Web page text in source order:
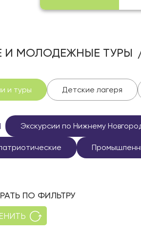
И МОЛОДЕЖНЫЕ ТУРЫ
и туры Детские лагеря
Экскурсии по Нижнему
ПО ФИЛЬТРУ